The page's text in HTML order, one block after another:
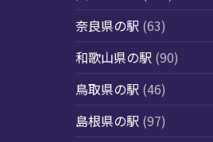
奈良県の駅 (63)
和歌山県の駅 (90)
鳥取県の駅 (46)
島根県の駅 (97)